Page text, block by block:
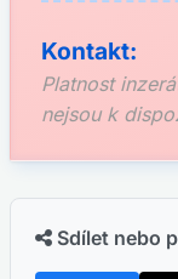
Kontakt:
Platnost
nejsou k
Sdílet nebo